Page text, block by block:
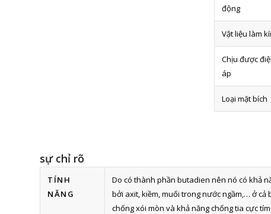
động
Vật liệu làm
Chịu được
áp
Loại mặt bích
sự chỉ rõ
TÍNH
NĂNG
Do có thành phần butadien nên nó có khả
bởi axit, kiềm, muối trong nước ngầm,… ở cả
chống xói mòn và khả năng chống tia cực